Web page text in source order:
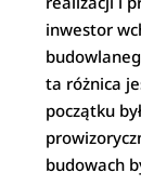
inwestor
ta różnica
początku
budowach